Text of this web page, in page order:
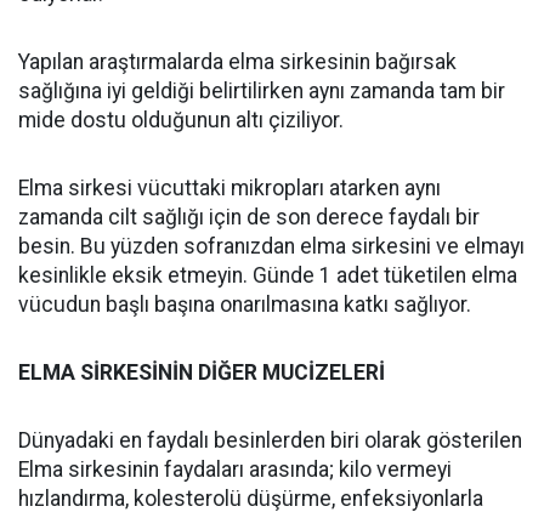
Yapılan araştırmalarda elma sirkesinin bağırsak
sağlığına iyi geldiği belirtilirken aynı zamanda tam bir
mide dostu olduğunun altı çiziliyor.
Elma sirkesi vücuttaki mikropları atarken aynı
zamanda cilt sağlığı için de son derece faydalı bir
besin. Bu yüzden sofranızdan elma sirkesini ve elmayı
kesinlikle eksik etmeyin. Günde 1 adet tüketilen elma
vücudun başlı başına onarılmasına katkı sağlıyor.
ELMA SİRKESİNİN DİĞER MUCİZELERİ
Dünyadaki en faydalı besinlerden biri olarak gösterilen
Elma sirkesinin faydaları arasında; kilo vermeyi
hızlandırma, kolesterolü düşürme, enfeksiyonlarla